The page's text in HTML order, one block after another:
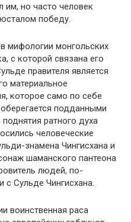
им, но часто человек
победу.
мифологии монгольских
с которой связана его
правителя является
материальное
которое само по себе
подданными
ратного духа
человеческие
знамена Чингисхана и
шаманского пантеона
людей, по-
с Сульде Чингисхана.
воинственная раса